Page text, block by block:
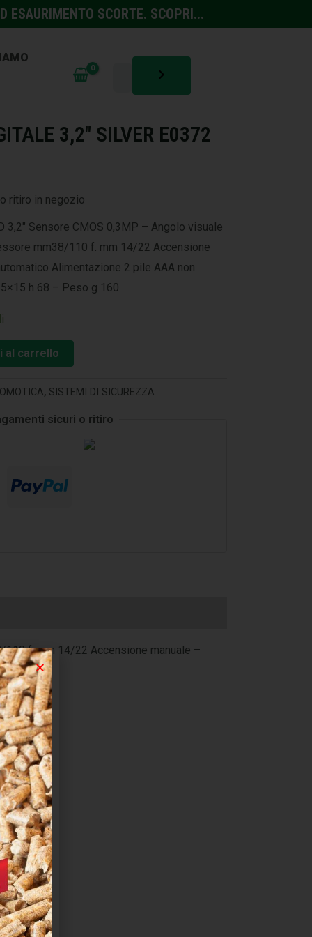
ESAURIMENTO SCORTE. SCOPRI...
3,2″ SILVER E0372
ritiro in negozio
3,2″ Sensore CMOS 0,3MP – Angolo visuale
mm38/110 f. mm 14/22 Accensione
Alimentazione 2 pile AAA non
h 68 – Peso g 160
al carrello
, SISTEMI DI SICUREZZA
sicuri o ritiro
110 f. mm 14/22 Accensione manuale –